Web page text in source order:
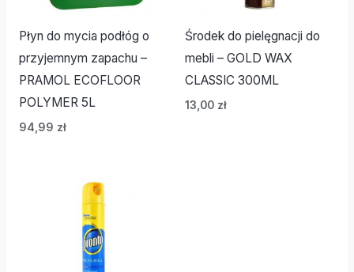
Płyn do mycia podłóg o
przyjemnym zapachu –
PRAMOL ECOFLOOR
POLYMER 5L
94,99 zł
Środek do pielęgnacji do
mebli – GOLD WAX
CLASSIC 300ML
13,00 zł